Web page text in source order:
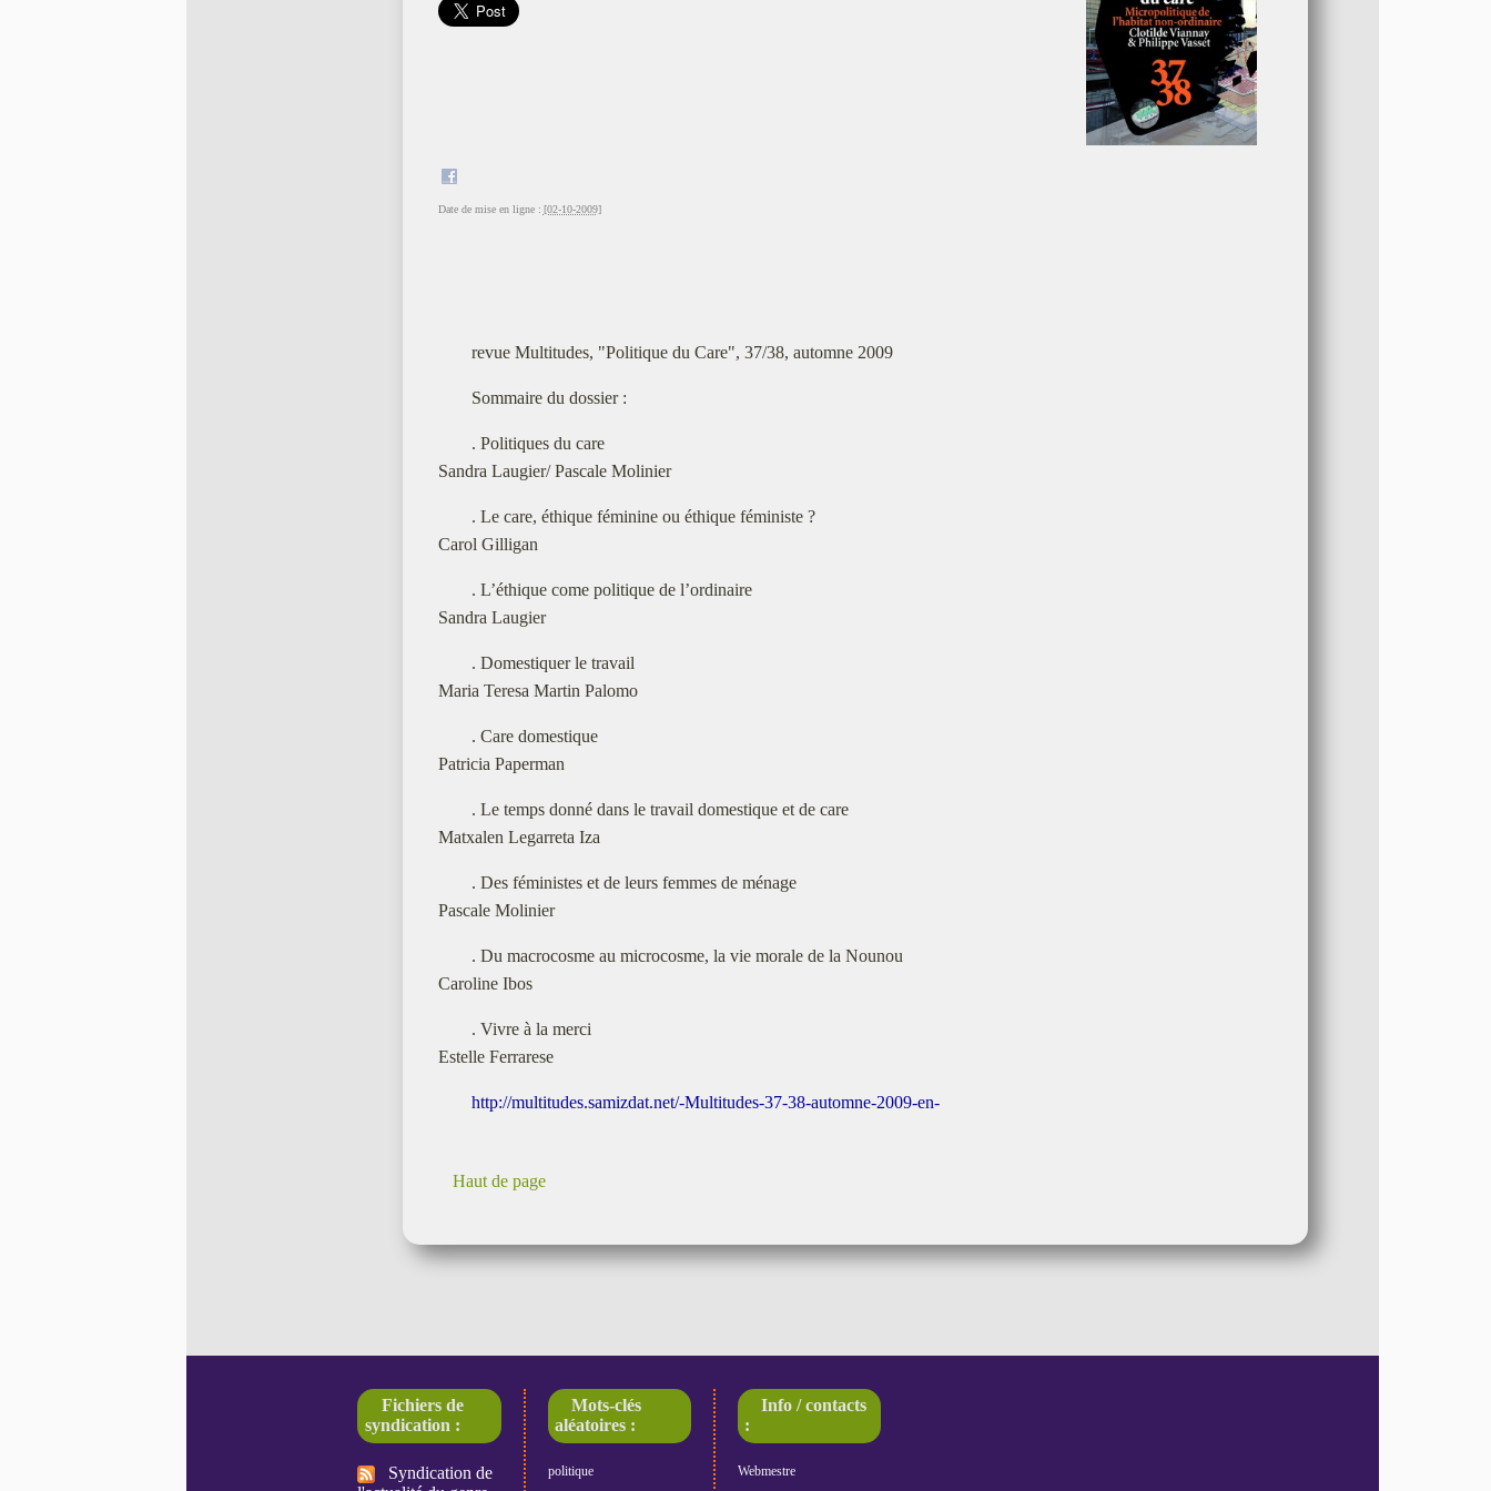
Date de mise en ligne : [02-10-2009]
revue Multitudes, "Politique du Care", 37/38, automne 2009
Sommaire du dossier :
. Politiques du care
Sandra Laugier/ Pascale Molinier
. Le care, éthique féminine ou éthique féministe ?
Carol Gilligan
. L’éthique come politique de l’ordinaire
Sandra Laugier
. Domestiquer le travail
Maria Teresa Martin Palomo
. Care domestique
Patricia Paperman
. Le temps donné dans le travail domestique et de care
Matxalen Legarreta Iza
. Des féministes et de leurs femmes de ménage
Pascale Molinier
. Du macrocosme au microcosme, la vie morale de la Nounou
Caroline Ibos
. Vivre à la merci
Estelle Ferrarese
http://multitudes.samizdat.net/-Multitudes-37-38-automne-2009-en-
Haut de page
Fichiers de
syndication :
Syndication de
Mots-clés
aléatoires :
politique
Info / contacts
:
Webmestre